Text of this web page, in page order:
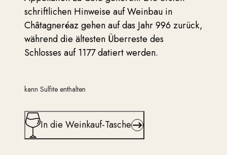
schriftlichen Hinweise auf Weinbau in
Châtagneréaz gehen auf das Jahr 996 zurück,
während die ältesten Überreste des
Schlosses auf 1177 datiert werden.
kann Sulfite enthalten
In die Weinkauf-Tasche